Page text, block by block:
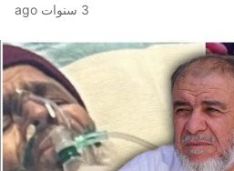
3 سنوات ago